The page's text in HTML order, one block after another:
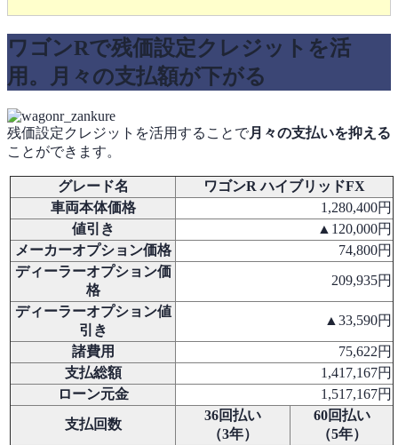
ワゴンRで残価設定クレジットを活
用。月々の支払額が下がる
残価設定クレジットを活用することで月々の支払いを抑える
ことができます。
グレード名
ワゴンR ハイブリッドFX
車両本体価格
1,280,400円
値引き
▲120,000円
メーカーオプション価格
74,800円
ディーラーオプション価
格
209,935円
ディーラーオプション値
引き
▲33,590円
諸費用
75,622円
支払総額
1,417,167円
ローン元金
1,517,167円
支払回数
36回払い
（3年）
60回払い
（5年）